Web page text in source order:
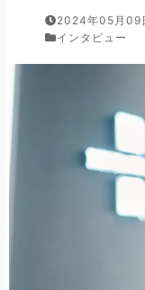
2024年05月09
インタビュー